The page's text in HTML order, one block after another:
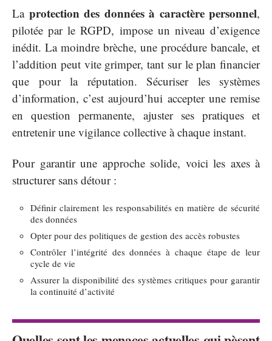
La protection des données à caractère personnel,
pilotée par le RGPD, impose un niveau d’exigence
inédit. La moindre brèche, une procédure bancale, et
l’addition peut vite grimper, tant sur le plan financier
que pour la réputation. Sécuriser les systèmes
d’information, c’est aujourd’hui accepter une remise
en question permanente, ajuster ses pratiques et
entretenir une vigilance collective à chaque instant.
Pour garantir une approche solide, voici les axes à
structurer sans détour :
Définir clairement les responsabilités en matière de sécurité
des données
Opter pour des politiques de gestion des accès robustes
Contrôler l’intégrité des données à chaque étape de leur
cycle de vie
Assurer la disponibilité des systèmes critiques pour garantir
la continuité d’activité